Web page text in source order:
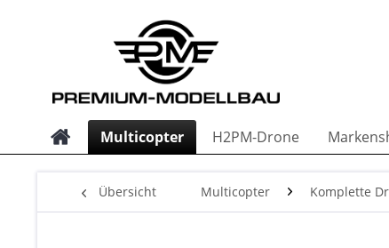
Multicopter H2PM-Drone
Übersicht Multicopter Komplette